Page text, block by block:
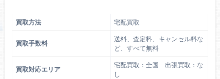
買取方法 宅配買取
買取手数料
送料、査定料、キャンセル料な
ど、すべて無料
買取対応エリア
宅配買取：全国 出張買取：な
し